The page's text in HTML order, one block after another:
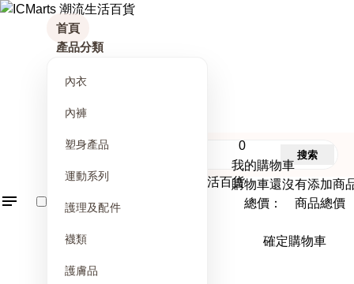
首頁
產品分類
內衣
內褲
塑身產品
運動系列
護理及配件
襪類
護膚品
0
我的購物車
購物車還沒有添加商
總價： 商品總價
確定購物車
搜索